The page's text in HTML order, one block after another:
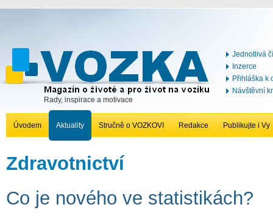
Rady, inspirace a motivace
Jednotlivá
Inzerce
Přihláška k
Návštěvní
Úvodem Aktuality Stručně o VOZKOVI Redakce Publikujte i Vy
Zdravotnictví
Co je nového ve statistikách?